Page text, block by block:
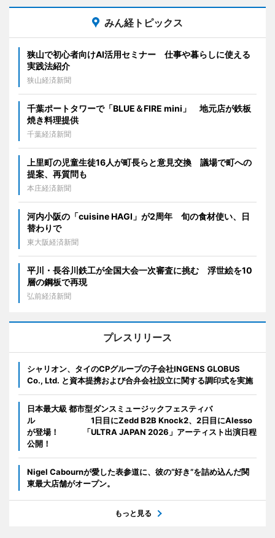
みん経トピックス
狭山で初心者向けAI活用セミナー 仕事や暮らしに使える
実践法紹介
狭山経済新聞
千葉ポートタワーで「BLUE＆FIRE mini」 地元店が鉄板
焼き料理提供
千葉経済新聞
上里町の児童生徒16人が町長らと意見交換 議場で町への
提案、再質問も
本庄経済新聞
河内小阪の「cuisine HAGI」が2周年 旬の食材使い、日
替わりで
東大阪経済新聞
平川・長谷川鉄工が全国大会一次審査に挑む 浮世絵を10
層の鋼板で再現
弘前経済新聞
プレスリリース
シャリオン、タイのCPグループの子会社INGENS GLOBUS
Co., Ltd. と資本提携および合弁会社設立に関する調印式を実施
日本最大級 都市型ダンスミュージックフェスティバ
ル 1日目にZedd B2B Knock2、2日目にAlesso
が登場！ 「ULTRA JAPAN 2026」アーティスト出演日程
公開！
Nigel Cabournが愛した表参道に、彼の“好き”を詰め込んだ関
東最大店舗がオープン。
もっと見る